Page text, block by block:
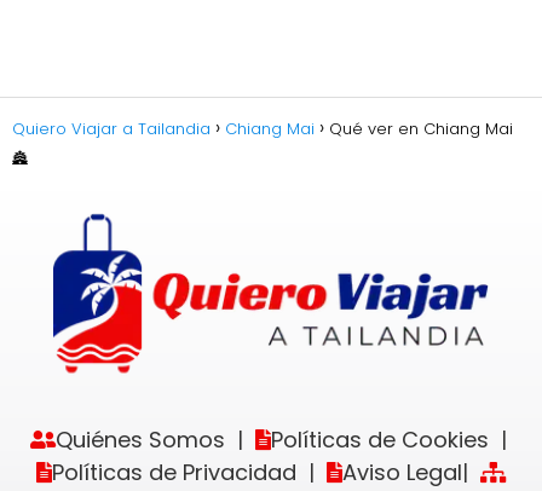
Quiero Viajar a Tailandia Chiang Mai
Qué ver en Chiang Mai
🏯
Quiénes Somos | Políticas de Cookies |
Políticas de Privacidad | Aviso Legal|